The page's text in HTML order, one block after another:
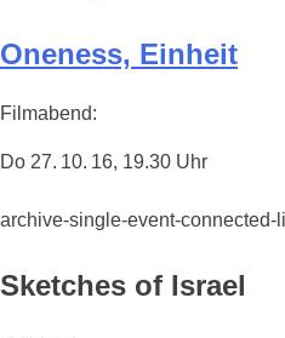
Oneness, Einheit
Filmabend:
Do 27. 10. 16, 19.30 Uhr
archive-single-event-connected-
Sketches of Israel